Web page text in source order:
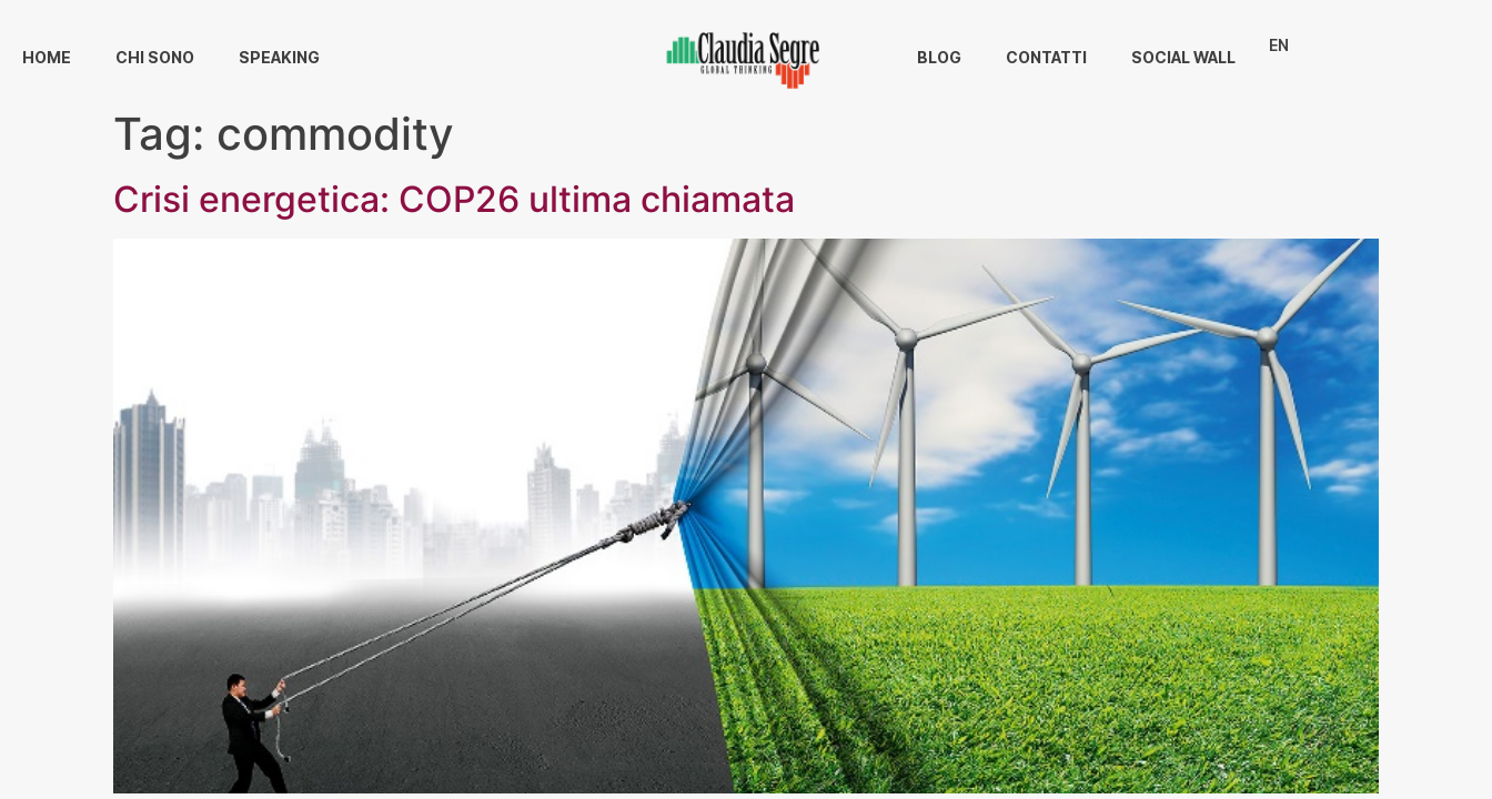
HOME CHI SONO SPEAKING BLOG CONTATTI SOCIAL WALL
EN
Tag: commodity
Crisi energetica: COP26 ultima chiamata